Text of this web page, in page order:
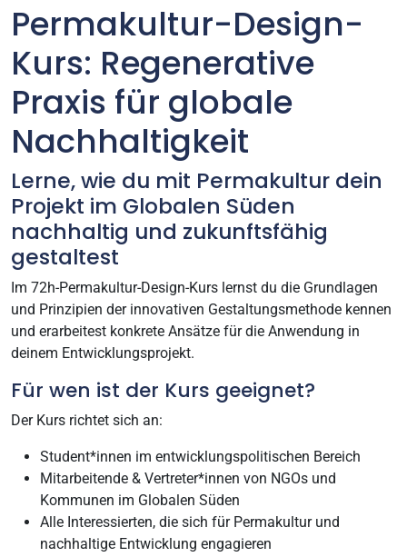
Permakultur-Design-
Kurs: Regenerative
Praxis für globale
Nachhaltigkeit
Lerne, wie du mit Permakultur dein
Projekt im Globalen Süden
nachhaltig und zukunftsfähig
gestaltest
Im 72h-Permakultur-Design-Kurs lernst du die Grundlagen
und Prinzipien der innovativen Gestaltungsmethode kennen
und erarbeitest konkrete Ansätze für die Anwendung in
deinem Entwicklungsprojekt.
Für wen ist der Kurs geeignet?
Der Kurs richtet sich an:
Student*innen im entwicklungspolitischen Bereich
Mitarbeitende & Vertreter*innen von NGOs und
Kommunen im Globalen Süden
Alle Interessierten, die sich für Permakultur und
nachhaltige Entwicklung engagieren